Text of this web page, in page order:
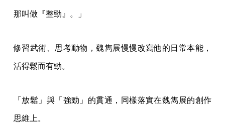
那叫做『整勁』。」
修習武術、思考動物，魏雋展慢慢改寫他的日常本能，
活得鬆而有勁。
「放鬆」與「強勁」的貫通，同樣落實在魏雋展的創作
思維上。